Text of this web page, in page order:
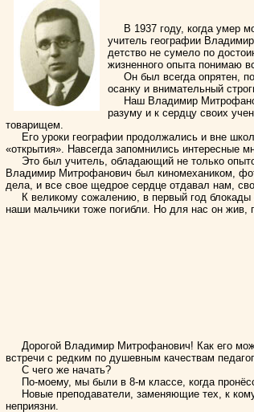
В 1937 году, когда умер
учитель географии
детство не сумело по
жизненного опыта понимаю
Он был всегда опрятен,
осанку и внимательный
Наш Владимир
разуму и к сердцу своих
товарищем.
Его уроки географии продолжались и вне
«открытия». Навсегда запомнились интересные
Это был учитель, обладающий не только
Владимир Митрофанович был киномехаником,
дела, и все свое щедрое сердце отдавал нам,
К великому сожалению, в первый год
наши мальчики тоже погибли. Но для нас он
Дорогой Владимир Митрофанович! Как его
встречи с редким по душевным качествам
С чего же начать?
По-моему, мы были в 8-м классе, когда
Новые преподаватели, заменяющие тех, к
неприязни.